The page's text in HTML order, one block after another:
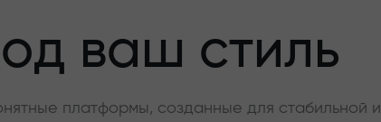
ваш стиль
платформы, созданные для стабильной и